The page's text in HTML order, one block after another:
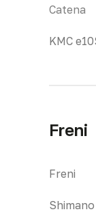
Catena
KMC
Freni
Freni